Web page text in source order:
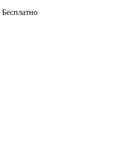
Бесплатно